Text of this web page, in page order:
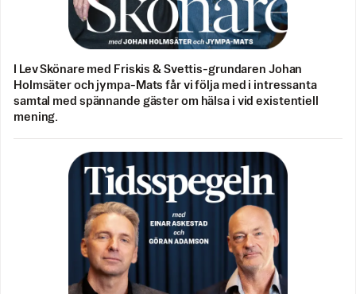
I Lev Skönare med Friskis & Svettis-grundaren Johan
Holmsäter och jympa-Mats får vi följa med i intressanta
samtal med spännande gäster om hälsa i vid existentiell
mening.